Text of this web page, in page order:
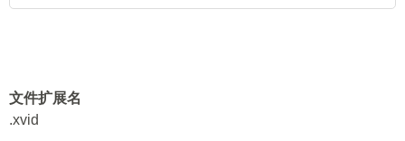
文件扩展名
.xvid